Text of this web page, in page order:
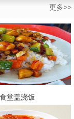
更多>>
食堂盖浇饭